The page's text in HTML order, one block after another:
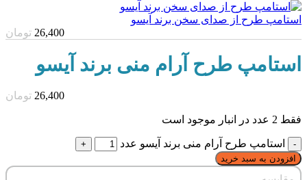
استامپ طرح از صدای سخن برند آیسو
26,400 تومان
استامپ طرح آرام منی برند آیسو
26,400 تومان
فقط 2 عدد در انبار موجود است
استامپ طرح آرام منی برند آیسو عدد
افزودن به سبد خرید